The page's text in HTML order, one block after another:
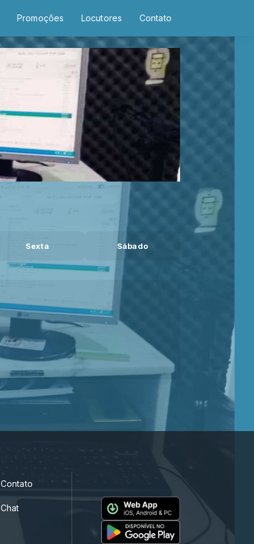
Promoções Locutores Contato
Sexta Sábado
Contato
Chat